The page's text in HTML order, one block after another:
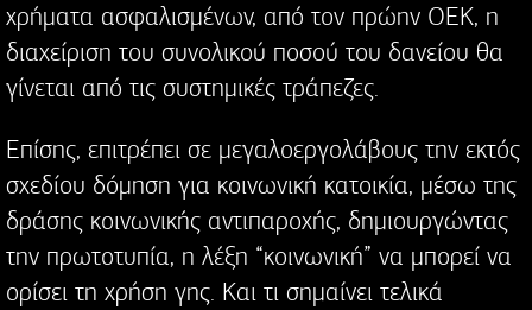
χρήματα ασφαλισμένων, από τον πρώην ΟΕΚ, η
διαχείριση του συνολικού ποσού του δανείου θα
γίνεται από τις συστημικές τράπεζες.
Επίσης, επιτρέπει σε μεγαλοεργολάβους την εκτός
σχεδίου δόμηση για κοινωνική κατοικία, μέσω της
δράσης κοινωνικής αντιπαροχής, δημιουργώντας
την πρωτοτυπία, η λέξη “κοινωνική” να μπορεί να
ορίσει τη χρήση γης. Και τι σημαίνει τελικά